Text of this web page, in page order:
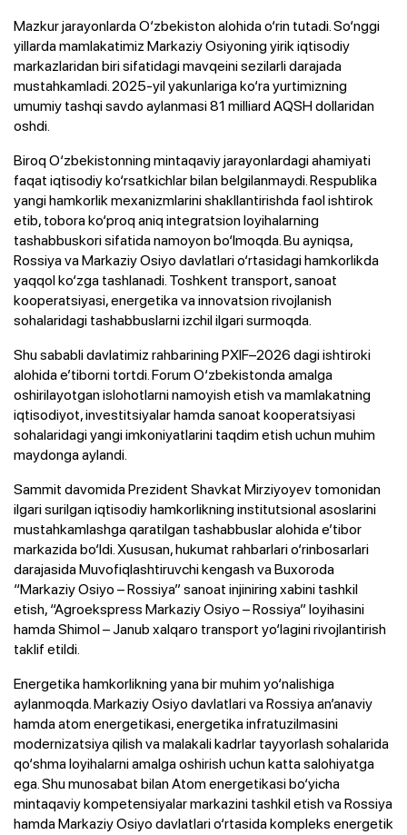
Mazkur jarayonlarda O‘zbekiston alohida o‘rin tutadi. So‘nggi
yillarda mamlakatimiz Markaziy Osiyoning yirik iqtisodiy
markazlaridan biri sifatidagi mavqeini sezilarli darajada
mustahkamladi. 2025-yil yakunlariga ko‘ra yurtimizning
umumiy tashqi savdo aylanmasi 81 milliard AQSH dollaridan
oshdi.
Biroq O‘zbekistonning mintaqaviy jarayonlardagi ahamiyati
faqat iqtisodiy ko‘rsatkichlar bilan belgilanmaydi. Respublika
yangi hamkorlik mexanizmlarini shakllantirishda faol ishtirok
etib, tobora ko‘proq aniq integratsion loyihalarning
tashabbuskori sifatida namoyon bo‘lmoqda. Bu ayniqsa,
Rossiya va Markaziy Osiyo davlatlari o‘rtasidagi hamkorlikda
yaqqol ko‘zga tashlanadi. Toshkent transport, sanoat
kooperatsiyasi, energetika va innovatsion rivojlanish
sohalaridagi tashabbuslarni izchil ilgari surmoqda.
Shu sababli davlatimiz rahbarining PXIF–2026 dagi ishtiroki
alohida e’tiborni tortdi. Forum O‘zbekistonda amalga
oshirilayotgan islohotlarni namoyish etish va mamlakatning
iqtisodiyot, investitsiyalar hamda sanoat kooperatsiyasi
sohalaridagi yangi imkoniyatlarini taqdim etish uchun muhim
maydonga aylandi.
Sammit davomida Prezident Shavkat Mirziyoyev tomonidan
ilgari surilgan iqtisodiy hamkorlikning institutsional asoslarini
mustahkamlashga qaratilgan tashabbuslar alohida e’tibor
markazida bo‘ldi. Xususan, hukumat rahbarlari o‘rinbosarlari
darajasida Muvofiqlashtiruvchi kengash va Buxoroda
“Markaziy Osiyo – Rossiya” sanoat injiniring xabini tashkil
etish, “Agroekspress Markaziy Osiyo – Rossiya” loyihasini
hamda Shimol – Janub xalqaro transport yo‘lagini rivojlantirish
taklif etildi.
Energetika hamkorlikning yana bir muhim yo‘nalishiga
aylanmoqda. Markaziy Osiyo davlatlari va Rossiya an’anaviy
hamda atom energetikasi, energetika infratuzilmasini
modernizatsiya qilish va malakali kadrlar tayyorlash sohalarida
qo‘shma loyihalarni amalga oshirish uchun katta salohiyatga
ega. Shu munosabat bilan Atom energetikasi bo‘yicha
mintaqaviy kompetensiyalar markazini tashkil etish va Rossiya
hamda Markaziy Osiyo davlatlari o‘rtasida kompleks energetik